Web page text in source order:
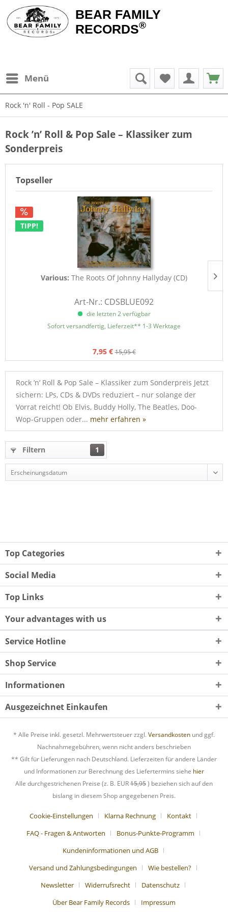
BEAR FAMILY
RECORDS®
Menü
Rock 'n' Roll - Pop SALE
Rock ’n’ Roll & Pop Sale – Klassiker zum
Sonderpreis
Topseller
TIPP!
Various: The Roots Of Johnny Hallyday (CD)
Art-Nr.: CDSBLUE092
die letzten 2 verfügbar
Sofort versandfertig, Lieferzeit** 1-3 Werktage
7,95 € 15,95 €
Rock ’n’ Roll & Pop Sale – Klassiker zum Sonderpreis Jetzt
sichern: LPs, CDs & DVDs reduziert – nur solange der
Vorrat reicht! Ob Elvis, Buddy Holly, The Beatles, Doo-
Wop-Gruppen oder... mehr erfahren »
Filtern 1
Top Categories
Social Media
Top Links
Your advantages with us
Service Hotline
Shop Service
Informationen
Ausgezeichnet Einkaufen
* Alle Preise inkl. gesetzl. Mehrwertsteuer zzgl. Versandkosten und ggf.
Nachnahmegebühren, wenn nicht anders beschrieben
** Gilt für Lieferungen nach Deutschland. Lieferzeiten für andere Länder
und Informationen zur Berechnung des Liefertermins siehe hier
Alle durchgestrichenen Preise (z. B. EUR15,95) beziehen sich auf den
bislang in diesem Shop angegebenen Preis.
Cookie-Einstellungen Klarna Rechnung
Kontakt
FAQ - Fragen & Antworten
Bonus-Punkte-Programm
Kundeninformationen und AGB
Versand und Zahlungsbedingungen
Wie bestellen?
Newsletter
Widerrufsrecht
Datenschutz
Über Bear Family Records
Impressum